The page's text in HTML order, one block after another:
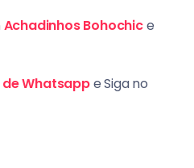
Achadinhos Bohochice
Whatsappe Siga no